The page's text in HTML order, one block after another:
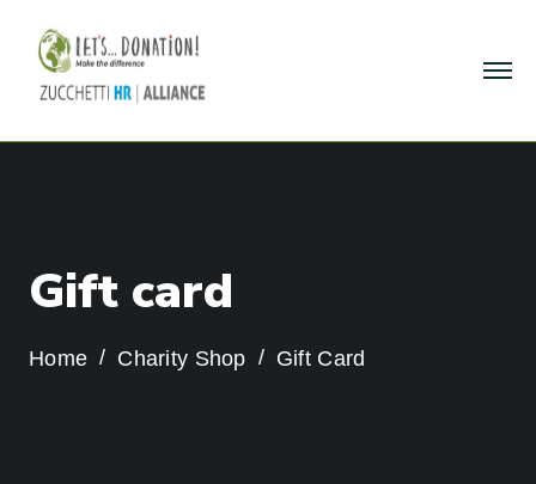
Gift card
Home Charity Shop Gift Card